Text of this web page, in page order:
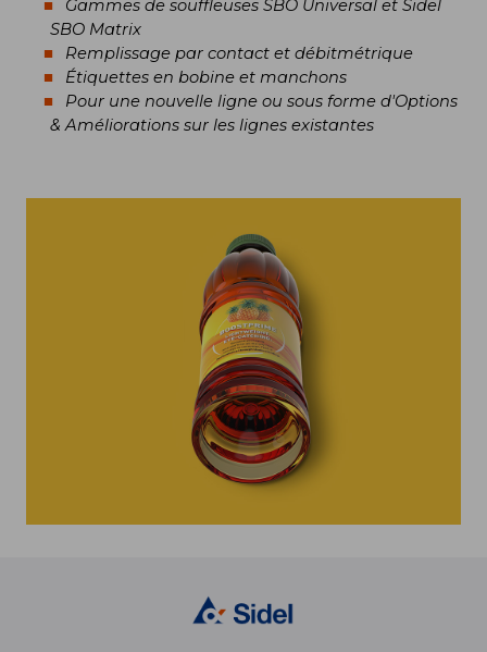
Gammes de souffleuses SBO Universal et Sidel
SBO Matrix
Remplissage par contact et débitmétrique
Étiquettes en bobine et manchons
Pour une nouvelle ligne ou sous forme d'Options
& Améliorations sur les lignes existantes